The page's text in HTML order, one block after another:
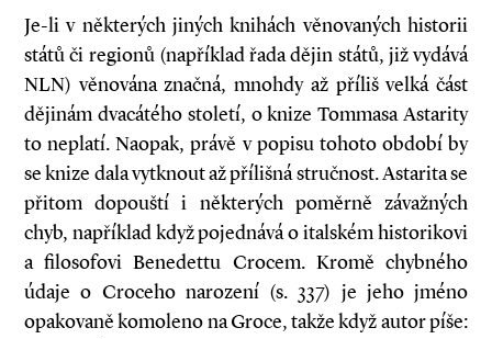
Je-li v některých jiných knihách věnovaných historii
států či regionů (například řada dějin států, již vydává
NLN) věnována značná, mnohdy až příliš velká část
dějinám dvacátého století, o knize Tommasa Astarity
to neplatí. Naopak, právě v popisu tohoto období by
se knize dala vytknout až přílišná stručnost. Astarita se
přitom dopouští i některých poměrně závažných
chyb, například když pojednává o italském historikovi
a filosofovi Benedettu Crocem. Kromě chybného
údaje o Croceho narození (s. 337) je jeho jméno
opakovaně komoleno na Groce, takže když autor píše: